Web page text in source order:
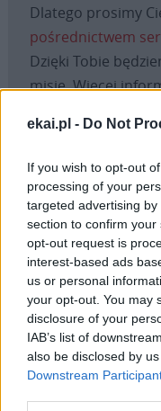
ekai.pl - Do Not
If you wish to opt-out
processing of your
targeted advertising
section to confirm
opt-out request is
interest-based ads
us or personal
your opt-out. You may
disclosure of your
IAB’s list of
also be disclosed by
Downstream
Dlatego prosimy
pośrednictwem
Dzięki Tobie
misję. Więcej
Facebook
TwitterMessenger
Wersja do
Tagi: TRADYCJE
WIT STWOSZ